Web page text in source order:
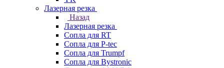
Лазерная резка
Назад
Лазерная резка
Сопла для RT
Сопла для P-tec
Сопла для Trumpf
Сопла для Bystronic